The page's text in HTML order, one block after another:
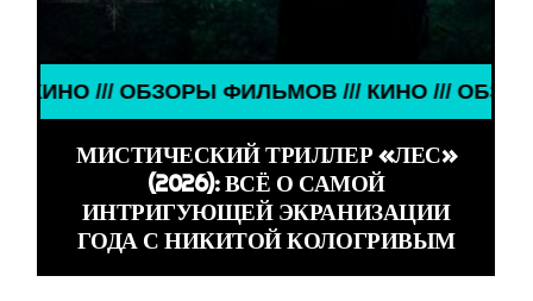
ОБЗОРЫ ФИЛЬМОВ /// КИНО /// ОБЗОРЫ
МИСТИЧЕСКИЙ ТРИЛЛЕР «ЛЕС»
(2026): ВСЁ О САМОЙ
ИНТРИГУЮЩЕЙ ЭКРАНИЗАЦИИ
ГОДА С НИКИТОЙ КОЛОГРИВЫМ